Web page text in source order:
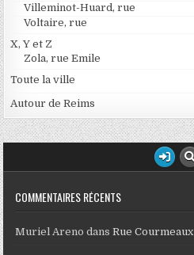
Villeminot-Huard, rue
Voltaire, rue
X, Y et Z
Zola, rue Emile
Toute la ville
Autour de Reims
COMMENTAIRES RÉCENTS
Muriel Areno dansRue Courmeaux